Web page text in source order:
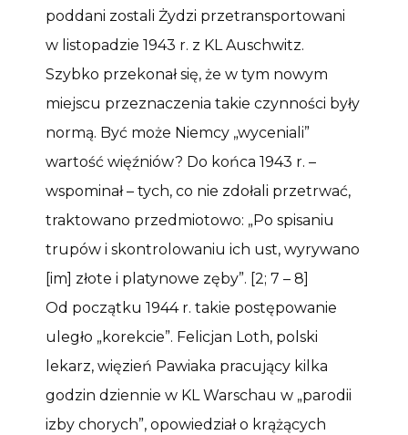
poddani zostali Żydzi przetransportowani
w listopadzie 1943 r. z KL Auschwitz.
Szybko przekonał się, że w tym nowym
miejscu przeznaczenia takie czynności były
normą. Być może Niemcy „wyceniali”
wartość więźniów? Do końca 1943 r. –
wspominał – tych, co nie zdołali przetrwać,
traktowano przedmiotowo: „Po spisaniu
trupów i skontrolowaniu ich ust, wyrywano
[im] złote i platynowe zęby”. [2; 7 – 8]
Od początku 1944 r. takie postępowanie
uległo „korekcie”. Felicjan Loth, polski
lekarz, więzień Pawiaka pracujący kilka
godzin dziennie w KL Warschau w „parodii
izby chorych”, opowiedział o krążących